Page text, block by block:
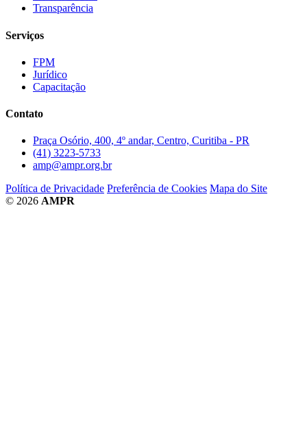
Transparência
Serviços
FPM
Jurídico
Capacitação
Contato
Praça Osório, 400, 4º andar, Centro, Curitiba - PR
(41) 3223-5733
amp@ampr.org.br
Política de Privacidade Preferência de Cookies Mapa do Site
© 2026 AMPR